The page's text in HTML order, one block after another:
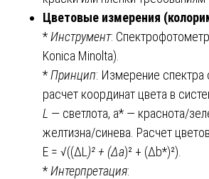
Цветовые измерения
*Инструмент:
Konica Minolta).
*Принцип: Измерение спектра
расчет координат цвета в
L — светлота, a* — краснота/
желтизна/синева. Расчет
E = √((ΔL )² + (Δa)² + (Δb*)²).
*Интерпретация: